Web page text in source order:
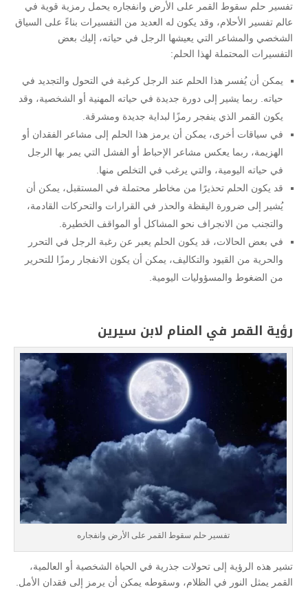
تفسير حلم سقوط القمر على الأرض وانفجاره يحمل رمزية قوية في
عالم تفسير الأحلام، وقد يكون له العديد من التفسيرات بناءً على السياق
الشخصي والمشاعر التي يعيشها الرجل في حياته، إليك بعض
التفسيرات المحتملة لهذا الحلم:
يمكن أن يُفسر هذا الحلم عند الرجل كرغبة في التحول والتجديد في
حياته. ربما يشير إلى دورة جديدة في حياته المهنية أو الشخصية، وقد
يكون القمر الذي ينفجر رمزًا لبداية جديدة ومشرقة.
في سياقات أخرى، يمكن أن يرمز هذا الحلم إلى مشاعر الفقدان أو
الهزيمة، ربما يعكس مشاعر الإحباط أو الفشل التي يمر بها الرجل
في حياته اليومية، والتي يرغب في التخلص منها.
قد يكون الحلم تحذيرًا من مخاطر محتملة في المستقبل، يمكن أن
يُشير إلى ضرورة اليقظة والحذر في القرارات والتحركات القادمة،
والتجنب من الانجراف نحو المشاكل أو المواقف الخطيرة.
في بعض الحالات، قد يكون الحلم يعبر عن رغبة الرجل في التحرر
والحرية من القيود والتكاليف، يمكن أن يكون الانفجار رمزًا للتحرير
من الضغوط والمسؤوليات اليومية.
رؤية القمر في المنام لابن سيرين
تفسير حلم سقوط القمر على الأرض وانفجاره
تشير هذه الرؤية إلى تحولات جذرية في الحياة الشخصية أو العالمية،
القمر يمثل النور في الظلام، وسقوطه يمكن أن يرمز إلى فقدان الأمل.